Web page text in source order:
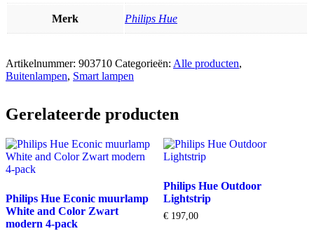
Merk Philips Hue
Artikelnummer: 903710 Categorieën: Alle producten,
Buitenlampen, Smart lampen
Gerelateerde producten
Philips Hue Econic muurlamp
White and Color Zwart
modern 4-pack
Philips Hue Outdoor
Lightstrip
€197,00